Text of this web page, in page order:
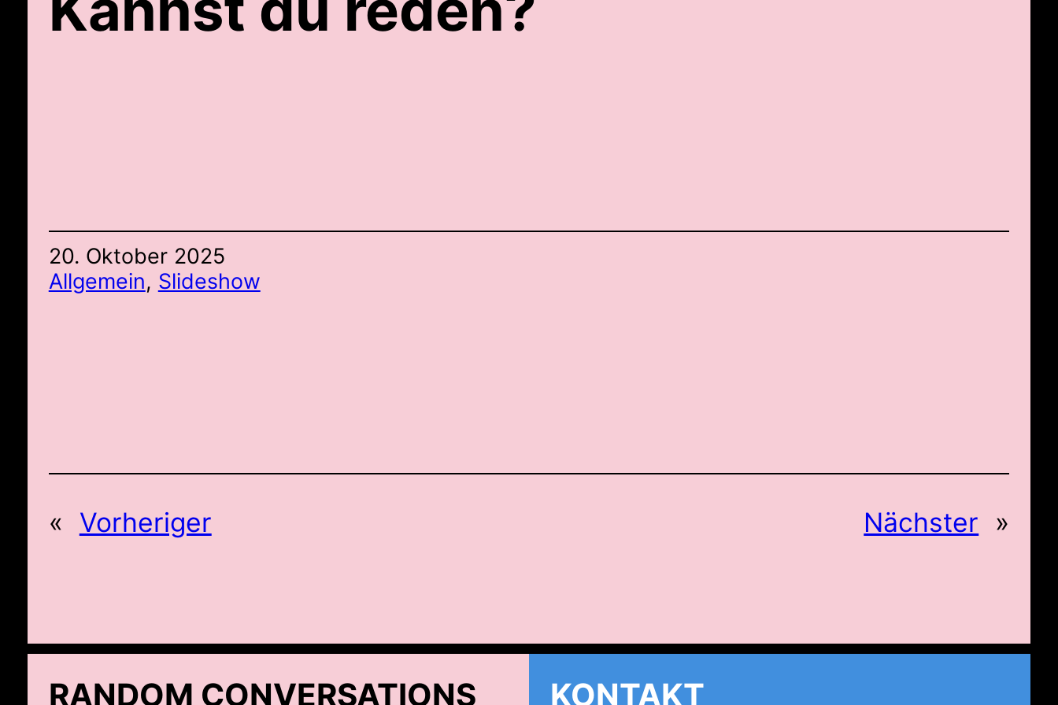
20. Oktober 2025
Allgemein, Slideshow
« Vorheriger Nächster »
RANDOM CONVERSATIONS KONTAKT